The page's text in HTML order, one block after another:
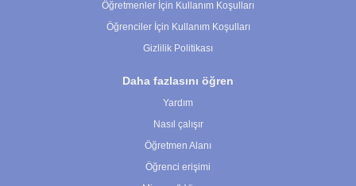
Öğretmenler İçin Kullanım Koşulları
Öğrenciler İçin Kullanım Koşulları
Gizlilik Politikası
Daha fazlasını öğren
Yardım
Nasıl çalışır
Öğretmen Alanı
Öğrenci erişimi